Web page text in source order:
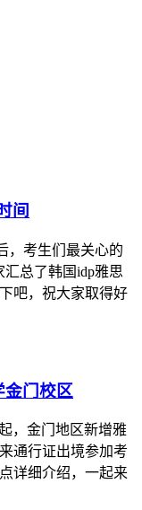
间
，考生们最关心的
总了韩国idp雅思
吧，祝大家取得好
金门校区
，金门地区新增雅
通行证出境参加考
详细介绍，一起来